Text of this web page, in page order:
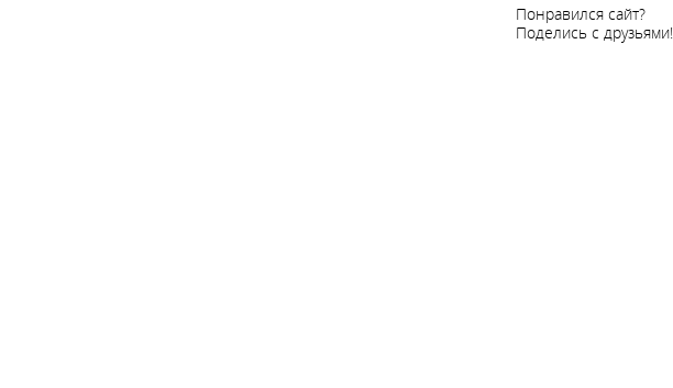
Понравился сайт?
Поделись с друзьями!